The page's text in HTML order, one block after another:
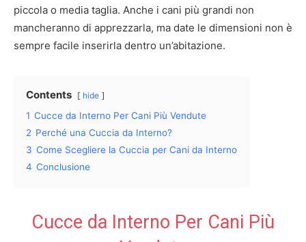
piccola o media taglia. Anche i cani più grandi non
mancheranno di apprezzarla, ma date le dimensioni non è
sempre facile inserirla dentro un’abitazione.
Contents hide
1 Cucce da Interno Per Cani Più Vendute
2 Perché una Cuccia da Interno?
3 Come Scegliere la Cuccia per Cani da Interno
4 Conclusione
Cucce da Interno Per Cani Più